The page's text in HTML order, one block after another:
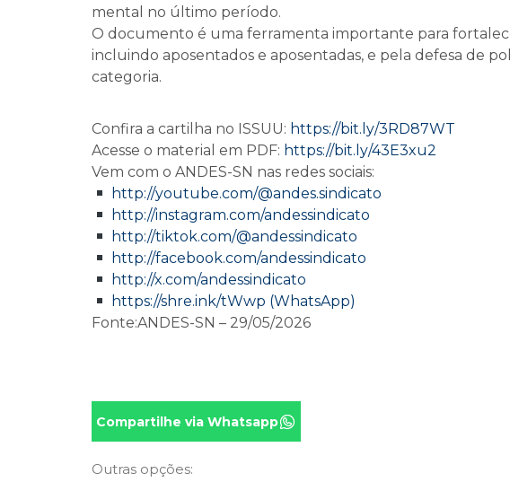
mental no último período.
O documento é uma ferramenta importante para
incluindo aposentados e aposentadas, e pela defesa de
categoria.
Confira a cartilha no ISSUU: https://bit.ly/3RD87WT
Acesse o material em PDF: https://bit.ly/43E3xu2
Vem com o ANDES-SN nas redes sociais:
http://youtube.com/@andes.sindicato
http://instagram.com/andessindicato
http://tiktok.com/@andessindicato
http://facebook.com/andessindicato
http://x.com/andessindicato
https://shre.ink/tWwp (WhatsApp)
Fonte:ANDES-SN – 29/05/2026
Compartilhe via Whatsapp
Outras opções: